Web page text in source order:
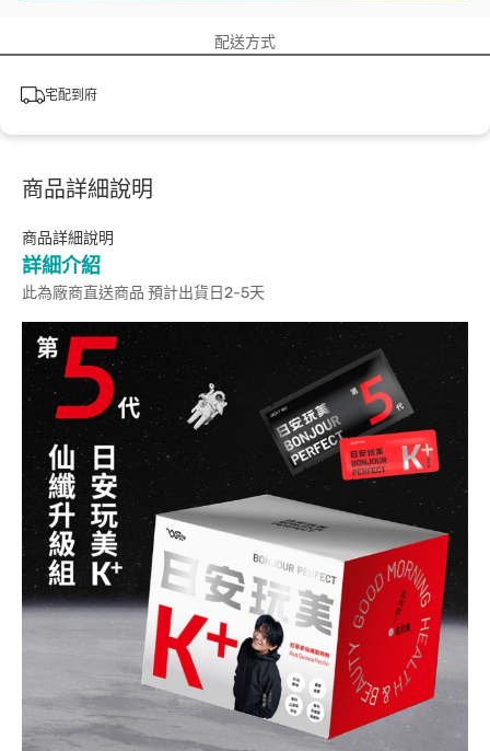
配送方式
宅配到府
商品詳細說明
商品詳細說明
詳細介紹
此為廠商直送商品 預計出貨日2-5天